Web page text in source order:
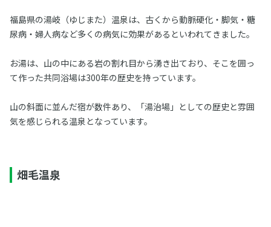
福島県の湯岐（ゆじまた）温泉は、古くから動脈硬化・脚気・糖
尿病・婦人病など多くの病気に効果があるといわれてきました。
お湯は、山の中にある岩の割れ目から湧き出ており、そこを囲っ
て作った共同浴場は300年の歴史を持っています。
山の斜面に並んだ宿が数件あり、「湯治場」としての歴史と雰囲
気を感じられる温泉となっています。
畑毛温泉